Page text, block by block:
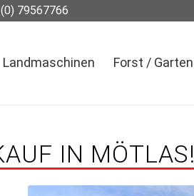
79567766
Landmaschinen Forst / Garten
IN MÖTLAS!